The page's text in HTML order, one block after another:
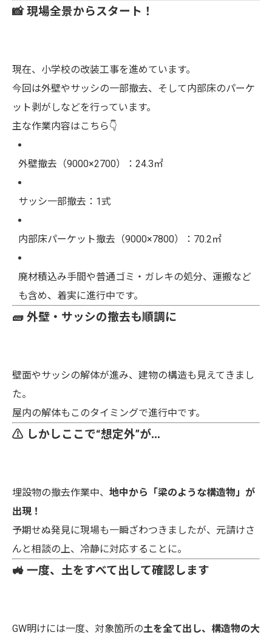
📸 現場全景からスタート！
現在、小学校の改装工事を進めています。
今回は外壁やサッシの一部撤去、そして内部床のパーケ
ット剥がしなどを行っています。
主な作業内容はこちら👇
外壁撤去（9000×2700）：24.3㎡
サッシ一部撤去：1式
内部床パーケット撤去（9000×7800）：70.2㎡
廃材積込み手間や普通ゴミ・ガレキの処分、運搬など
も含め、着実に進行中です。
🧱 外壁・サッシの撤去も順調に
壁面やサッシの解体が進み、建物の構造も見えてきまし
た。
屋内の解体もこのタイミングで進行中です。
⚠ しかしここで“想定外”が…
埋設物の撤去作業中、 地中から「梁のような構造物」が
出現！
予期せぬ発見に現場も一瞬ざわつきましたが、元請けさ
んと相談の上、冷静に対応することに。
🚜 一度、土をすべて出して確認します
GW明けには一度、対象箇所の土を全て出し、構造物の大